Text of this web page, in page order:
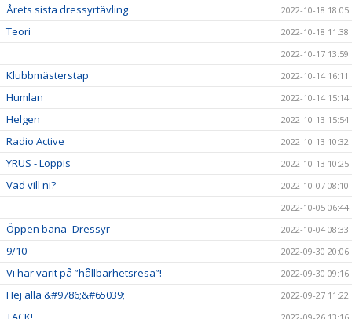
Årets sista dressyrtävling 2022-10-18 18:05
Teori
2022-10-18 11:38
2022-10-17 13:59
Klubbmästerstap 2022-10-14 16:11
Humlan 2022-10-14 15:14
Helgen 2022-10-13 15:54
Radio Active 2022-10-13 10:32
YRUS - Loppis 2022-10-13 10:25
Vad vill ni?
2022-10-07 08:10
2022-10-05 06:44
Öppen bana- Dressyr 2022-10-04 08:33
9/10 2022-09-30 20:06
Vi har varit på ”hållbarhetsresa”! 2022-09-30 09:16
Hej alla &#9786;&#65039; 2022-09-27 11:22